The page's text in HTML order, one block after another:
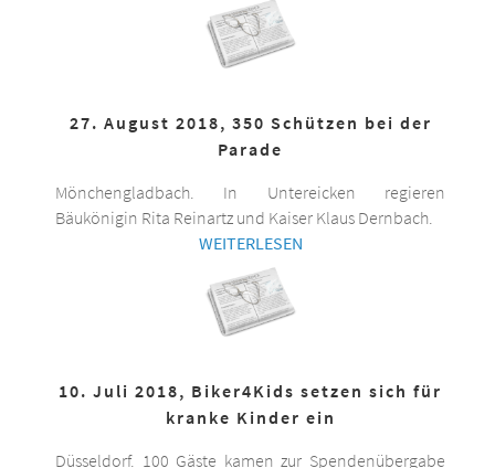
27. August 2018, 350 Schützen bei der
Parade
Mönchengladbach. In Untereicken regieren
Bäukönigin Rita Reinartz und Kaiser Klaus Dernbach.
WEITERLESEN
10. Juli 2018, Biker4Kids setzen sich für
kranke Kinder ein
Düsseldorf. 100 Gäste kamen zur Spendenübergabe